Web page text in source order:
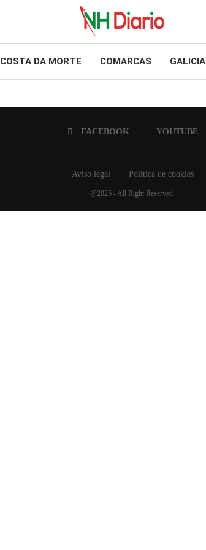
COSTA DA MORTE COMARCAS GALICIA
FACEBOOK YOUTUBE
Aviso legal Política de cookies
@2025 - All Right Reserved.